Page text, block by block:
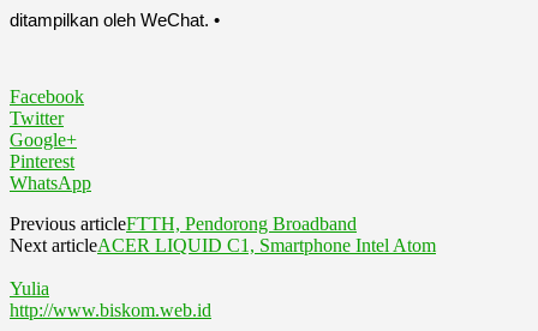
ditampilkan oleh WeChat. •
Facebook
Twitter
Google+
Pinterest
WhatsApp
Previous articleFTTH, Pendorong Broadband
Next articleACER LIQUID C1, Smartphone Intel Atom
Yulia
http://www.biskom.web.id